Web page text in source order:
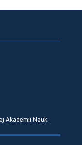
Akademii Nauk